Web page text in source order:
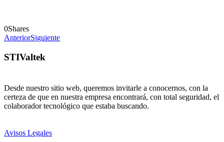
0Shares
AnteriorSiguiente
STIValtek
Desde nuestro sitio web, queremos invitarle a conocernos, con la
certeza de que en nuestra empresa encontrará, con total seguridad, el
colaborador tecnológico que estaba buscando.
Avisos Legales